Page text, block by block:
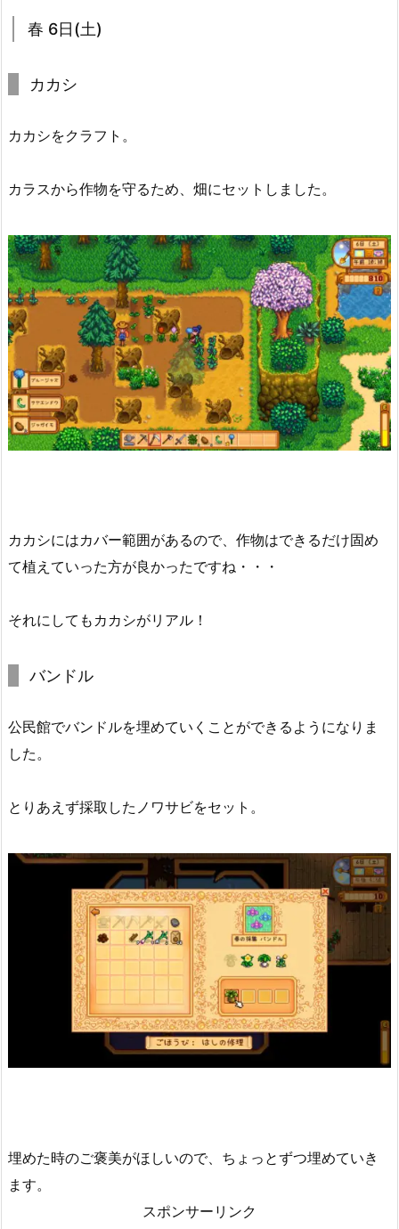
春 6日(土)
カカシ
カカシをクラフト。
カラスから作物を守るため、畑にセットしました。
カカシにはカバー範囲があるので、作物はできるだけ固め
て植えていった方が良かったですね・・・
それにしてもカカシがリアル！
バンドル
公民館でバンドルを埋めていくことができるようになりま
した。
とりあえず採取したノワサビをセット。
埋めた時のご褒美がほしいので、ちょっとずつ埋めていき
ます。
スポンサーリンク